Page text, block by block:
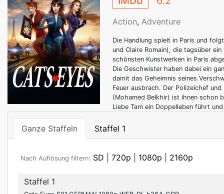
Action, Adventure
Die Handlung spielt in Paris und
und Claire Romain), die tagsüber
schönsten Kunstwerken in Paris
Die Geschwister haben dabei ein
damit das Geheimnis seines
Feuer ausbrach. Der Polizeichef
(Mohamed Belkhir) ist ihnen schon
Liebe Tam ein Doppelleben führt
Ganze Staffeln Staffel 1
Nach Auflösung filtern: SD 720p 1080p 2160p
Staffel 1